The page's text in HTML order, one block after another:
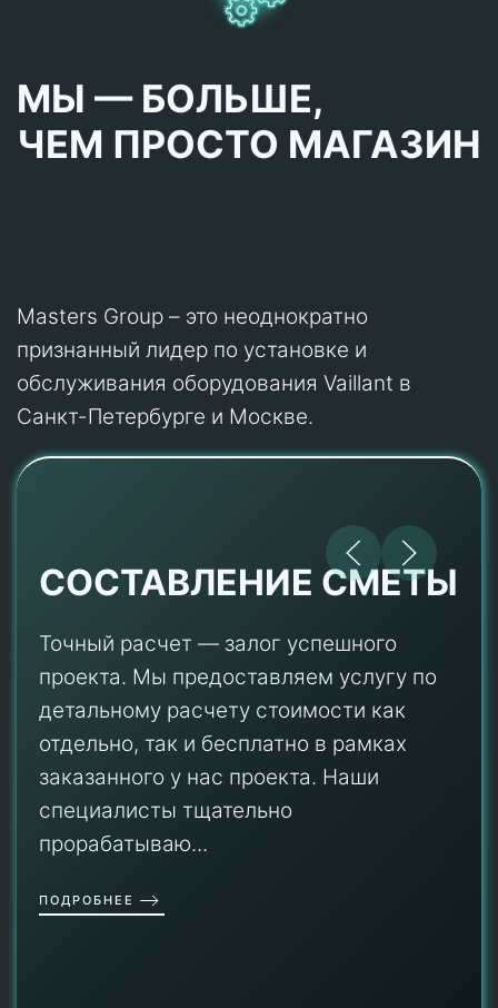
МЫ — БОЛЬШЕ,
ЧЕМ ПРОСТО МАГАЗИН
Masters Group – это неоднократно
признанный лидер по установке и
обслуживания оборудования Vaillant в
Санкт-Петербурге и Москве.
СОСТАВЛЕНИЕ СМЕТЫ
Точный расчет — залог успешного
проекта. Мы предоставляем услугу по
детальному расчету стоимости как
отдельно, так и бесплатно в рамках
заказанного у нас проекта. Наши
специалисты тщательно
прорабатываю...
ПОДРОБНЕЕ